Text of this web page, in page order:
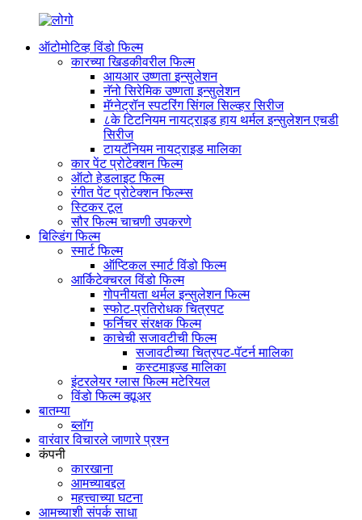
ऑटोमोटिव्ह विंडो फिल्म
कारच्या खिडकीवरील फिल्म
आयआर उष्णता इन्सुलेशन
नॅनो सिरेमिक उष्णता इन्सुलेशन
मॅग्नेट्रॉन स्पटरिंग सिंगल सिल्व्हर सिरीज
८के टिटनियम नायट्राइड हाय थर्मल इन्सुलेशन एचडी
सिरीज
टायटॅनियम नायट्राइड मालिका
कार पेंट प्रोटेक्शन फिल्म
ऑटो हेडलाइट फिल्म
रंगीत पेंट प्रोटेक्शन फिल्म्स
स्टिकर टूल
सौर फिल्म चाचणी उपकरणे
बिल्डिंग फिल्म
स्मार्ट फिल्म
ऑप्टिकल स्मार्ट विंडो फिल्म
आर्किटेक्चरल विंडो फिल्म
गोपनीयता थर्मल इन्सुलेशन फिल्म
स्फोट-प्रतिरोधक चित्रपट
फर्निचर संरक्षक फिल्म
काचेची सजावटीची फिल्म
सजावटीच्या चित्रपट-पॅटर्न मालिका
कस्टमाइज्ड मालिका
इंटरलेयर ग्लास फिल्म मटेरियल
विंडो फिल्म व्ह्यूअर
बातम्या
ब्लॉग
वारंवार विचारले जाणारे प्रश्न
कंपनी
कारखाना
आमच्याबद्दल
महत्त्वाच्या घटना
आमच्याशी संपर्क साधा